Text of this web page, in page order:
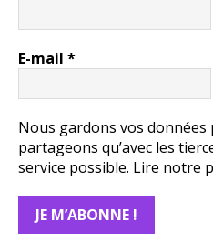
E-mail *
Nous gardons vos données
partageons qu’avec les
service possible. Lire notre